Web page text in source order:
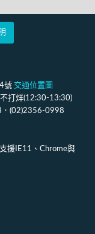
號 交通位置圖
打烊(12:30-13:30)
．(02)2356-0998
援IE11、Chrome與